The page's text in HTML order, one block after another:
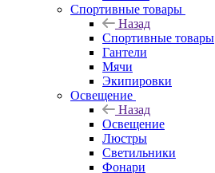
Спортивные товары
Назад
Спортивные товары
Гантели
Мячи
Экипировки
Освещение
Назад
Освещение
Люстры
Светильники
Фонари